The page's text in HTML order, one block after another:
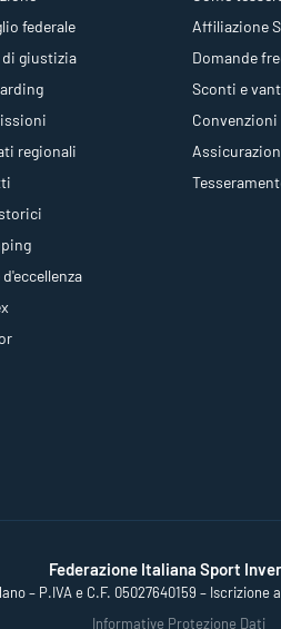
federale
di giustizia
regionali
Affiliazione
Domande
Sconti e
Federazione Italiana Sport
– P.IVA e C.F. 05027640159 – Iscrizione
Informative Protezione Dati